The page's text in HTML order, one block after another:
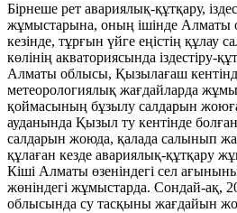
Бірнеше рет авариялық-құтқару,
жұмыстарына, оның ішінде Алматы
кезінде, тұрғын үйге еңістің құлау
көлінің акваториясында іздестіру-
Алматы облысы, Қызылағаш
метеорологиялық жағдайларда
қоймасының бұзылу салдарын
ауданында Қызыл ту кентінде
салдарын жоюда, қалада салынып
құлаған кезде авариялық-құтқару
Кіші Алматы өзеніндегі сел
жөніндегі жұмыстарда. Сондай-ақ,
облысында су тасқыны жағдайын